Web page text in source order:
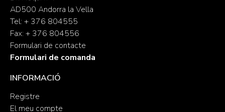
AD500 Andorra la Vella
Tel: + 376 804555
Fax: + 376 804556
Formulari de contacte
Formulari de comanda
INFORMACIÓ
Registre
El meu compte